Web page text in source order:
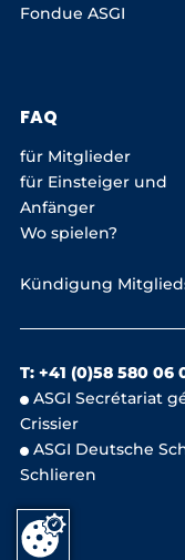
Fondue ASGI
FAQ
für Mitglieder
für Einsteiger und
Anfänger
Wo spielen?
Kündigung
T: +41 (0)58 580 06
ASGI Secrétariat
Crissier
ASGI Deutsche
Schlieren